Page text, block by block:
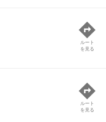
ルート
を見る
ルート
を見る